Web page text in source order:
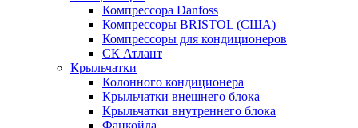
Компрессора Danfoss
Компрессоры BRISTOL (США)
Компрессоры для кондиционеров
СК Атлант
Крыльчатки
Колонного кондиционера
Крыльчатки внешнего блока
Крыльчатки внутреннего блока
Фанкойла